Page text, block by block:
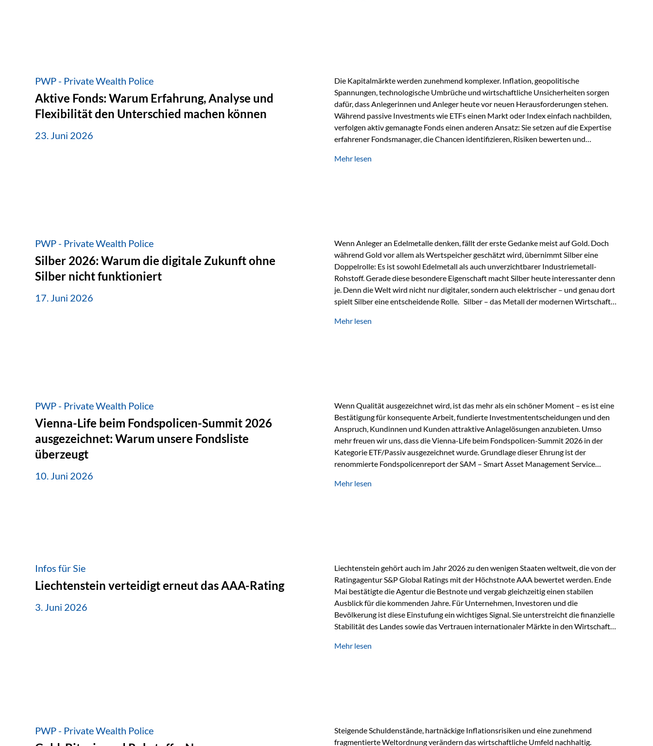
PWP - Private Wealth Police
Aktive Fonds: Warum Erfahrung, Analyse und
Flexibilität den Unterschied machen können
23. Juni 2026
Die Kapitalmärkte werden zunehmend komplexer. Inflation, geopolitische
Spannungen, technologische Umbrüche und wirtschaftliche Unsicherheiten sorgen
dafür, dass Anlegerinnen und Anleger heute vor neuen Herausforderungen stehen.
Während passive Investments wie ETFs einen Markt oder Index einfach nachbilden,
verfolgen aktiv gemanagte Fonds einen anderen Ansatz: Sie setzen auf die Expertise
erfahrener Fondsmanager, die Chancen identifizieren, Risiken bewerten und
geprägt ist, kann diese aktive Herangehensweise einen entscheidenden Mehrwert
Mehr lesen
PWP - Private Wealth Police
Silber 2026: Warum die digitale Zukunft ohne
Silber nicht funktioniert
17. Juni 2026
Wenn Anleger an Edelmetalle denken, fällt der erste Gedanke meist auf Gold. Doch
während Gold vor allem als Wertspeicher geschätzt wird, übernimmt Silber eine
Doppelrolle: Es ist sowohl Edelmetall als auch unverzichtbarer Industriemetall-
Rohstoff. Gerade diese besondere Eigenschaft macht Silber heute interessanter denn
je. Denn die Welt wird nicht nur digitaler, sondern auch elektrischer – und genau dort
spielt Silber eine entscheidende Rolle. Silber – das Metall der modernen Wirtschaft
Eigenschaft macht es für zahlreiche Zukunftstechnologien praktisch unverzichtbar.
Mehr lesen
PWP - Private Wealth Police
Vienna-Life beim Fondspolicen-Summit 2026
ausgezeichnet: Warum unsere Fondsliste
überzeugt
10. Juni 2026
Wenn Qualität ausgezeichnet wird, ist das mehr als ein schöner Moment – es ist eine
Bestätigung für konsequente Arbeit, fundierte Investmententscheidungen und den
Anspruch, Kundinnen und Kunden attraktive Anlagelösungen anzubieten. Umso
mehr freuen wir uns, dass die Vienna-Life beim Fondspolicen-Summit 2026 in der
Kategorie ETF/Passiv ausgezeichnet wurde. Grundlage dieser Ehrung ist der
renommierte Fondspolicenreport der SAM – Smart Asset Management Service
und verglichen wurden. Das Ergebnis: Die ETF-Auswahl der Vienna-Life zählt zu den
Mehr lesen
Infos für Sie
Liechtenstein verteidigt erneut das AAA-Rating
3. Juni 2026
Liechtenstein gehört auch im Jahr 2026 zu den wenigen Staaten weltweit, die von der
Ratingagentur S&P Global Ratings mit der Höchstnote AAA bewertet werden. Ende
Mai bestätigte die Agentur die Bestnote und vergab gleichzeitig einen stabilen
Ausblick für die kommenden Jahre. Für Unternehmen, Investoren und die
Bevölkerung ist diese Einstufung ein wichtiges Signal. Sie unterstreicht die finanzielle
Stabilität des Landes sowie das Vertrauen internationaler Märkte in den Wirtschafts-
Herausforderungen Die weltwirtschaftlichen Rahmenbedingungen bleiben
Mehr lesen
PWP - Private Wealth Police
Steigende Schuldenstände, hartnäckige Inflationsrisiken und eine zunehmend
fragmentierte Weltordnung verändern das wirtschaftliche Umfeld nachhaltig.